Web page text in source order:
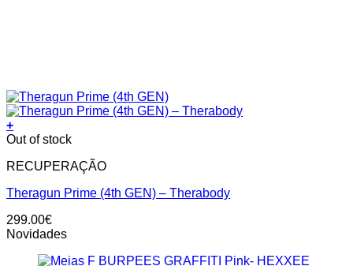
+
Out of stock
RECUPERAÇÃO
Theragun Prime (4th GEN) – Therabody
299.00€
Novidades